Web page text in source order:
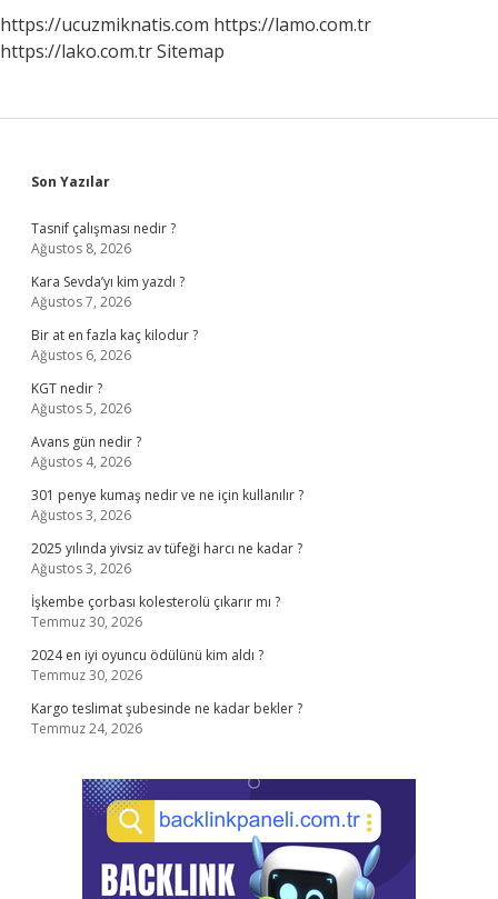
Mi
https://ucuzmiknatis.com https://lamo.com.tr
https://lako.com.trSitemap
Sidebar
Son Yazılar
Tasnif çalışması nedir ?
Ağustos 8, 2026
Kara Sevda’yı kim yazdı ?
Ağustos 7, 2026
Bir at en fazla kaç kilodur ?
Ağustos 6, 2026
KGT nedir ?
Ağustos 5, 2026
Avans gün nedir ?
Ağustos 4, 2026
301 penye kumaş nedir ve ne için kullanılır ?
Ağustos 3, 2026
2025 yılında yivsiz av tüfeği harcı ne kadar ?
Ağustos 3, 2026
İşkembe çorbası kolesterolü çıkarır mı ?
Temmuz 30, 2026
2024 en iyi oyuncu ödülünü kim aldı ?
Temmuz 30, 2026
Kargo teslimat şubesinde ne kadar bekler ?
Temmuz 24, 2026